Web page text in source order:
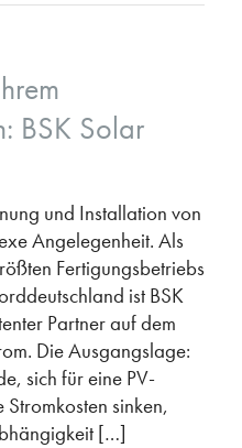
BSK Solar
und Installation von
Angelegenheit. Als
Fertigungsbetriebs
ist BSK
Partner auf dem
Die Ausgangslage:
sich für eine PV-
sinken,
[…]